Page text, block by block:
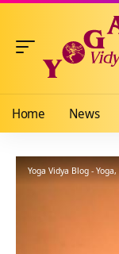
Home News
Yoga Vidya Blog -